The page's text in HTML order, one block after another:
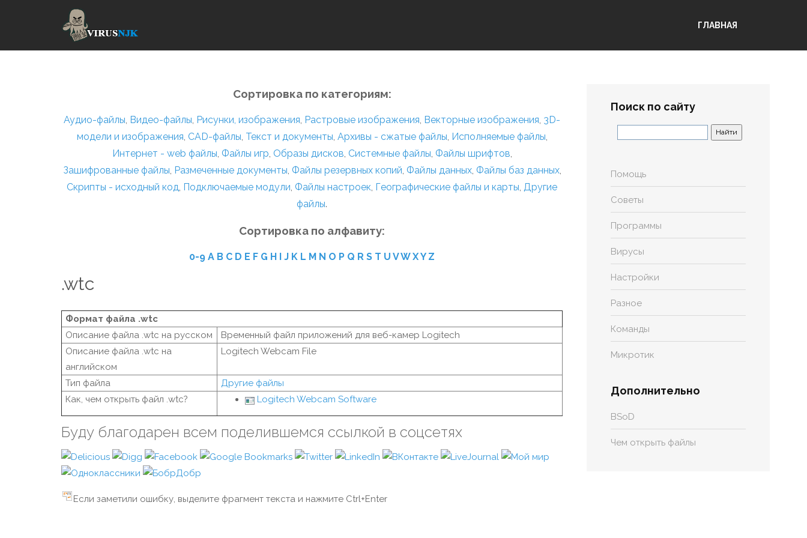
ГЛАВНАЯ
Сортировка по категориям:
Аудио-файлы, Видео-файлы, Рисунки, изображения, Растровые изображения, Векторные изображения, 3D-
модели и изображения, CAD-файлы, Текст и документы, Архивы - сжатые файлы, Исполняемые файлы,
Интернет - web файлы, Файлы игр, Образы дисков, Системные файлы, Файлы шрифтов,
Зашифрованные файлы, Размеченные документы, Файлы резервных копий, Файлы данных, Файлы баз данных,
Скрипты - исходный код, Подключаемые модули, Файлы настроек, Географические файлы и карты, Другие
файлы.
Сортировка по алфавиту:
0-9 A B C D E F G H I J K L M N O P Q R S T U VW XY Z
.wtc
Формат файла .wtc
Описание файла .wtc на русском
Временный файл приложений для веб-камер Logitech
Описание файла .wtc на
английском
Logitech Webcam File
Тип файла
Другие файлы
Как, чем открыть файл .wtc?
Logitech Webcam Software
Буду благодарен всем поделившемся ссылкой в соцсетях
Если заметили ошибку, выделите фрагмент текста и нажмите Ctrl+Enter
Поиск по сайту
Помощь
Советы
Программы
Вирусы
Настройки
Разное
Команды
Микротик
Дополнительно
BSoD
Чем открыть файлы